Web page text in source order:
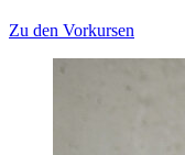
Zu den Vorkursen